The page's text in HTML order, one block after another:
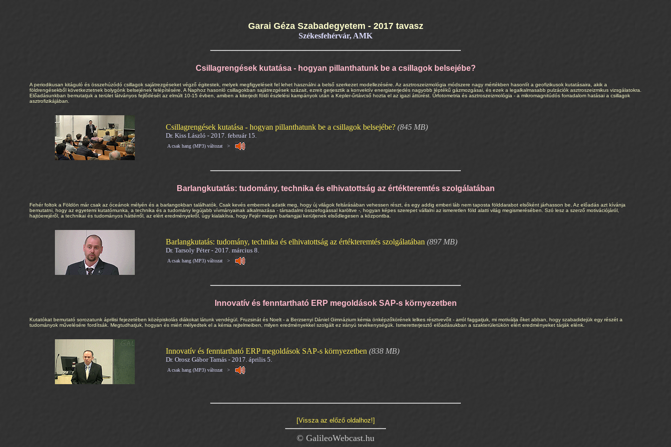
Garai Géza Szabadegyetem - 2017 tavasz
Székesfehérvár, AMK
Csillagrengések kutatása - hogyan pillanthatunk be a csillagok belsejébe?
A periodikusan kitáguló és összehúzódó csillagok sajátrezgéseket végző égitestek, melyek megfigyeléseit fel lehet használni a belső szerkezet modellezésére. Az asztroszeizmológia módszere nagy mértékben hasonlít a geofizikusok kutatásaira, akik a
földrengésekből következtetnek bolygónk belsejének felépítésére. A Naphoz hasonló csillagokban sajátrezgések százait, ezreit gerjesztik a konvektív energiaterjedés nagyobb léptékű gázmozgásai, és ezek a legalkalmasabb pulzációk asztroszeizmikus vizsgálatokra.
Előadásunkban bemutatjuk a terület látványos fejlődését az elmúlt 10-15 évben, amiben a kiterjedt földi észlelési kampányok után a Kepler-űrtávcső hozta el az igazi áttürést. Űrfotometria és asztroszeizmológia - a mikromagnitúdós forradalom hatásai a csillagok
asztrofizikájában.
Csillagrengések kutatása - hogyan pillanthatunk be a csillagok belsejébe? (845 MB)
Dr. Kiss László - 2017. február 15.
A csak hang (MP3) változat >
Barlangkutatás: tudomány, technika és elhivatottság az értékteremtés szolgálatában
Fehér foltok a Földön már csak az óceánok mélyén és a barlangokban találhatók. Csak kevés embernek adatik meg, hogy új világok feltárásában vehessen részt, és egy addig emberi láb nem taposta földdarabot elsőként járhasson be. Az előadás azt kívánja
bemutatni, hogy az egyetemi kutatómunka, a technika és a tudomány legújabb vívmányainak alkalmazása - társadalmi összefogással karöltve -, hogyan képes szerepet vállalni az ismeretlen föld alatti világ megismerésében. Szó lesz a szerző motivációjáról,
hajtóerejéről, a technikai és tudományos háttérről, az elért eredményekről, úgy kialakítva, hogy Fejér megye barlangjai kerüljenek elsődlegesen a központba.
Barlangkutatás: tudomány, technika és elhivatottság az értékteremtés szolgálatában (897 MB)
Dr. Tarsoly Péter - 2017. március 8.
A csak hang (MP3) változat >
Innovatív és fenntartható ERP megoldások SAP-s környezetben
Kutatókat bemutató sorozatunk áprilisi fejezetében középiskolás diákokat látunk vendégül. Fruzsinát és Noelt - a Berzsenyi Dániel Gimnázium kémia önképzőkörének lelkes résztvevőit - arról faggatjuk, mi motiválja őket abban, hogy szabadidejük egy részét a
tudományok művelésére fordítsák. Megtudhatjuk, hogyan és miért mélyedtek el a kémia rejtelmeiben, milyen eredményekkel szolgált ez irányú tevékenységük. Ismeretterjesztő előadásukban a szakterületükön elért eredményeket tárják elénk.
Innovatív és fenntartható ERP megoldások SAP-s környezetben (838 MB)
Dr. Orosz Gábor Tamás - 2017. április 5.
A csak hang (MP3) változat >
[Vissza az előző oldalhoz!]
© GalileoWebcast.hu